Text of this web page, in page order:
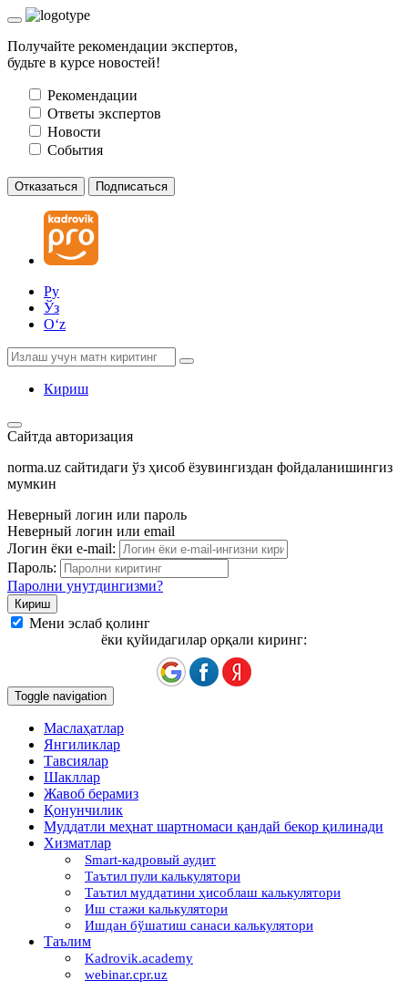
Получайте рекомендации экспертов,
будьте в курсе новостей!
Рекомендации
Ответы экспертов
Новости
События
Отказаться Подписаться
Ру
Ўз
Oʻz
Кириш
Сайтда авторизация
norma.uz сайтидаги ўз ҳисоб ёзувингиздан фойдаланишингиз
мумкин
Неверный логин или пароль
Неверный логин или email
Логин ёки e-mail:
Пароль:
Паролни унутдингизми?
Мени эслаб қолинг
ёки қуйидагилар орқали киринг:
Toggle navigation
Маслаҳатлар
Янгиликлар
Тавсиялар
Шакллар
Жавоб берамиз
Қонунчилик
Муддатли меҳнат шартномаси қандай бекор қилинади
Хизматлар
Smart-кадровый аудит
Таътил пули калькулятори
Таътил муддатини ҳисоблаш калькулятори
Иш стажи калькулятори
Ишдан бўшатиш санаси калькулятори
Таълим
Kadrovik.academy
webinar.cpr.uz